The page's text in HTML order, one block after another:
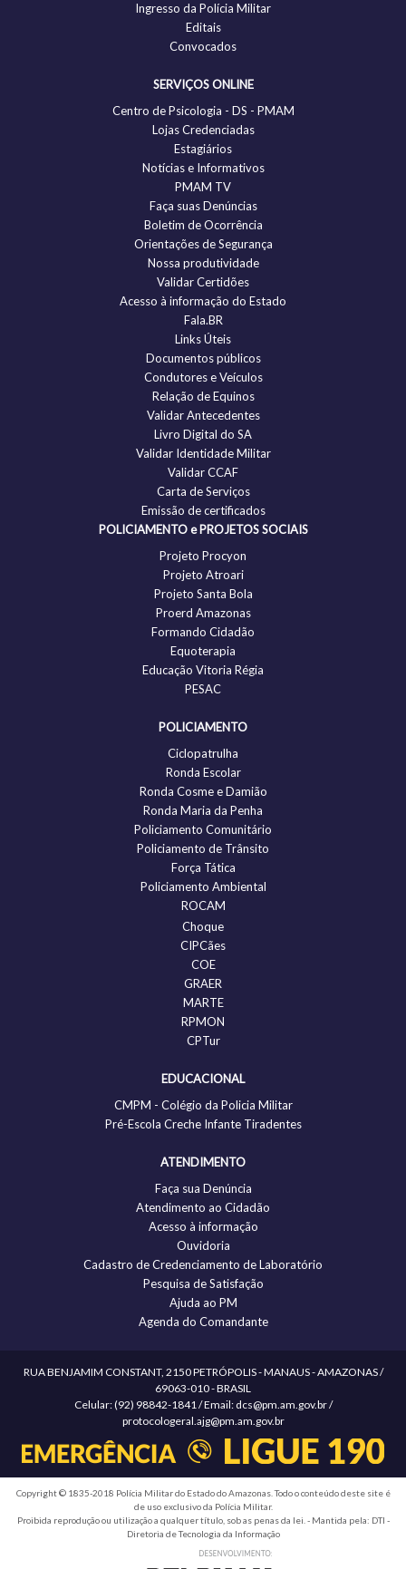
Ingresso da Polícia Militar
Editais
Convocados
SERVIÇOS ONLINE
Centro de Psicologia - DS - PMAM
Lojas Credenciadas
Estagiários
Notícias e Informativos
PMAM TV
Faça suas Denúncias
Boletim de Ocorrência
Orientações de Segurança
Nossa produtividade
Validar Certidões
Acesso à informação do Estado
Fala.BR
Links Úteis
Documentos públicos
Condutores e Veículos
Relação de Equinos
Validar Antecedentes
Livro Digital do SA
Validar Identidade Militar
Validar CCAF
Carta de Serviços
Emissão de certificados
POLICIAMENTO e PROJETOS SOCIAIS
Projeto Procyon
Projeto Atroari
Projeto Santa Bola
Proerd Amazonas
Formando Cidadão
Equoterapia
Educação Vitoria Régia
PESAC
POLICIAMENTO
Ciclopatrulha
Ronda Escolar
Ronda Cosme e Damião
Ronda Maria da Penha
Policiamento Comunitário
Policiamento de Trânsito
Força Tática
Policiamento Ambiental
ROCAM
Choque
CIPCães
COE
GRAER
MARTE
RPMON
CPTur
EDUCACIONAL
CMPM - Colégio da Policia Militar
Pré-Escola Creche Infante Tiradentes
ATENDIMENTO
Faça sua Denúncia
Atendimento ao Cidadão
Acesso à informação
Ouvidoria
Cadastro de Credenciamento de Laboratório
Pesquisa de Satisfação
Ajuda ao PM
Agenda do Comandante
RUA BENJAMIM CONSTANT, 2150 PETRÓPOLIS - MANAUS - AMAZONAS /
69063-010 - BRASIL
Celular: (92) 98842-1841 / Email: dcs@pm.am.gov.br /
protocologeral.ajg@pm.am.gov.br
Copyright © 1835-2018 Polícia Militar do Estado do Amazonas. Todo o conteúdo deste site é
de uso exclusivo da Polícia Militar.
Proibida reprodução ou utilização a qualquer título, sob as penas da lei. - Mantida pela: DTI -
Diretoria de Tecnologia da Informação